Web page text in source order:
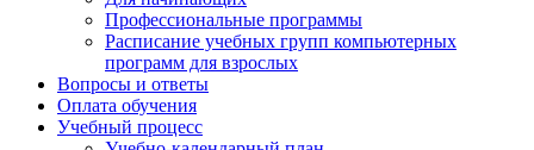
Профессиональные программы
Расписание учебных групп компьютерных
программ для взрослых
Вопросы и ответы
Оплата обучения
Учебный процесс